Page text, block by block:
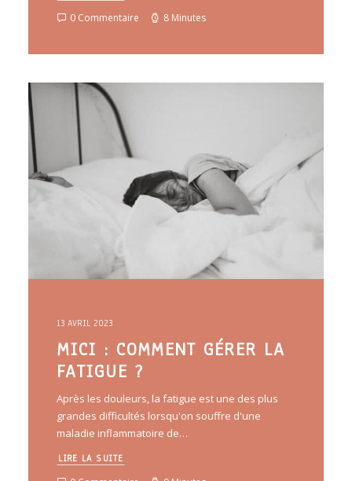
0 Commentaire 8 Minutes
13 AVRIL 2023
MICI : COMMENT GÉRER LA
FATIGUE ?
Après les douleurs, la fatigue est une des plus
grandes difficultés lorsqu'on souffre d'une
maladie inflammatoire de…
LIRE LA SUITE